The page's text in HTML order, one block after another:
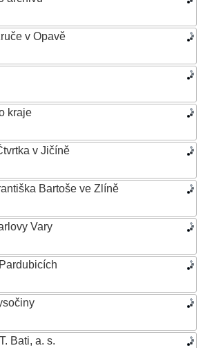
v Opavě
kraje
v Jičíně
Bartoše ve Zlíně
Vary
Bati, a. s.